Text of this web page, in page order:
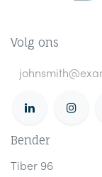
Volg ons
Bender
Tiber 96